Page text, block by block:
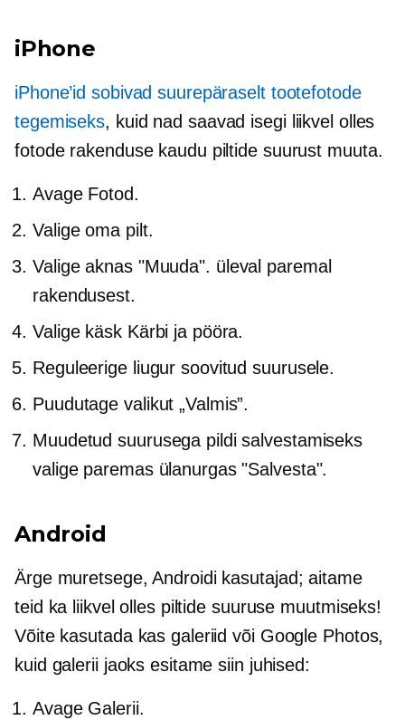
iPhone
iPhone’id sobivad suurepäraselt tootefotode
tegemiseks, kuid nad saavad isegi liikvel olles
fotode rakenduse kaudu piltide suurust muuta.
Avage Fotod.
Valige oma pilt.
Valige aknas "Muuda". üleval paremal
rakendusest.
Valige käsk Kärbi ja pööra.
Reguleerige liugur soovitud suurusele.
Puudutage valikut „Valmis”.
Muudetud suurusega pildi salvestamiseks
valige paremas ülanurgas "Salvesta".
Android
Ärge muretsege, Androidi kasutajad; aitame
teid ka liikvel olles piltide suuruse muutmiseks!
Võite kasutada kas galeriid või Google Photos,
kuid galerii jaoks esitame siin juhised:
Avage Galerii.